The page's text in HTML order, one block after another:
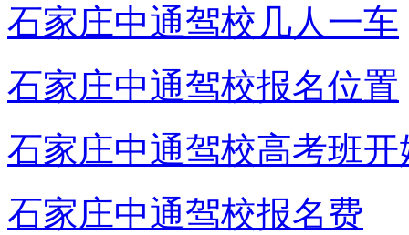
石家庄中通驾校几人一车
石家庄中通驾校报名位置
石家庄中通驾校高考班开
石家庄中通驾校报名费